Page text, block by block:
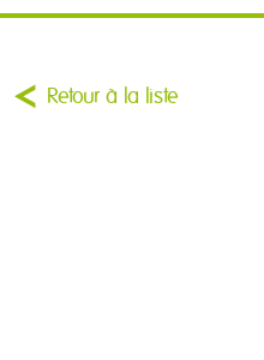
Retour à la liste